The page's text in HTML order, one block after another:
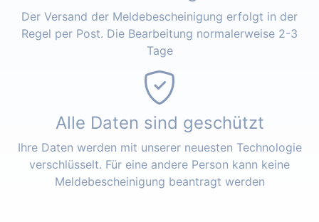
Der Versand der Meldebescheinigung erfolgt in der
Regel per Post. Die Bearbeitung normalerweise 2-3
Tage
Alle Daten sind geschützt
Ihre Daten werden mit unserer neuesten Technologie
verschlüsselt. Für eine andere Person kann keine
Meldebescheinigung beantragt werden